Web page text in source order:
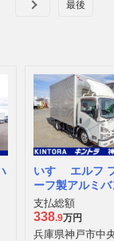
いすゞ エルフ
ーフ製アルミ
セミロング
支払総額
338.9万円
兵庫県神戸市中